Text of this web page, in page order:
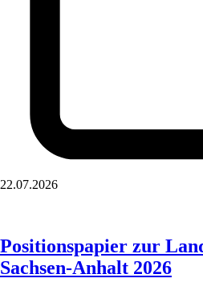
22.07.2026
Positionspapier zur
Sachsen-Anhalt 2026